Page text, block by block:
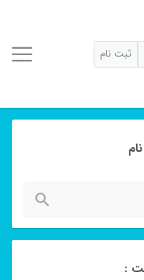
ثبت نام
: